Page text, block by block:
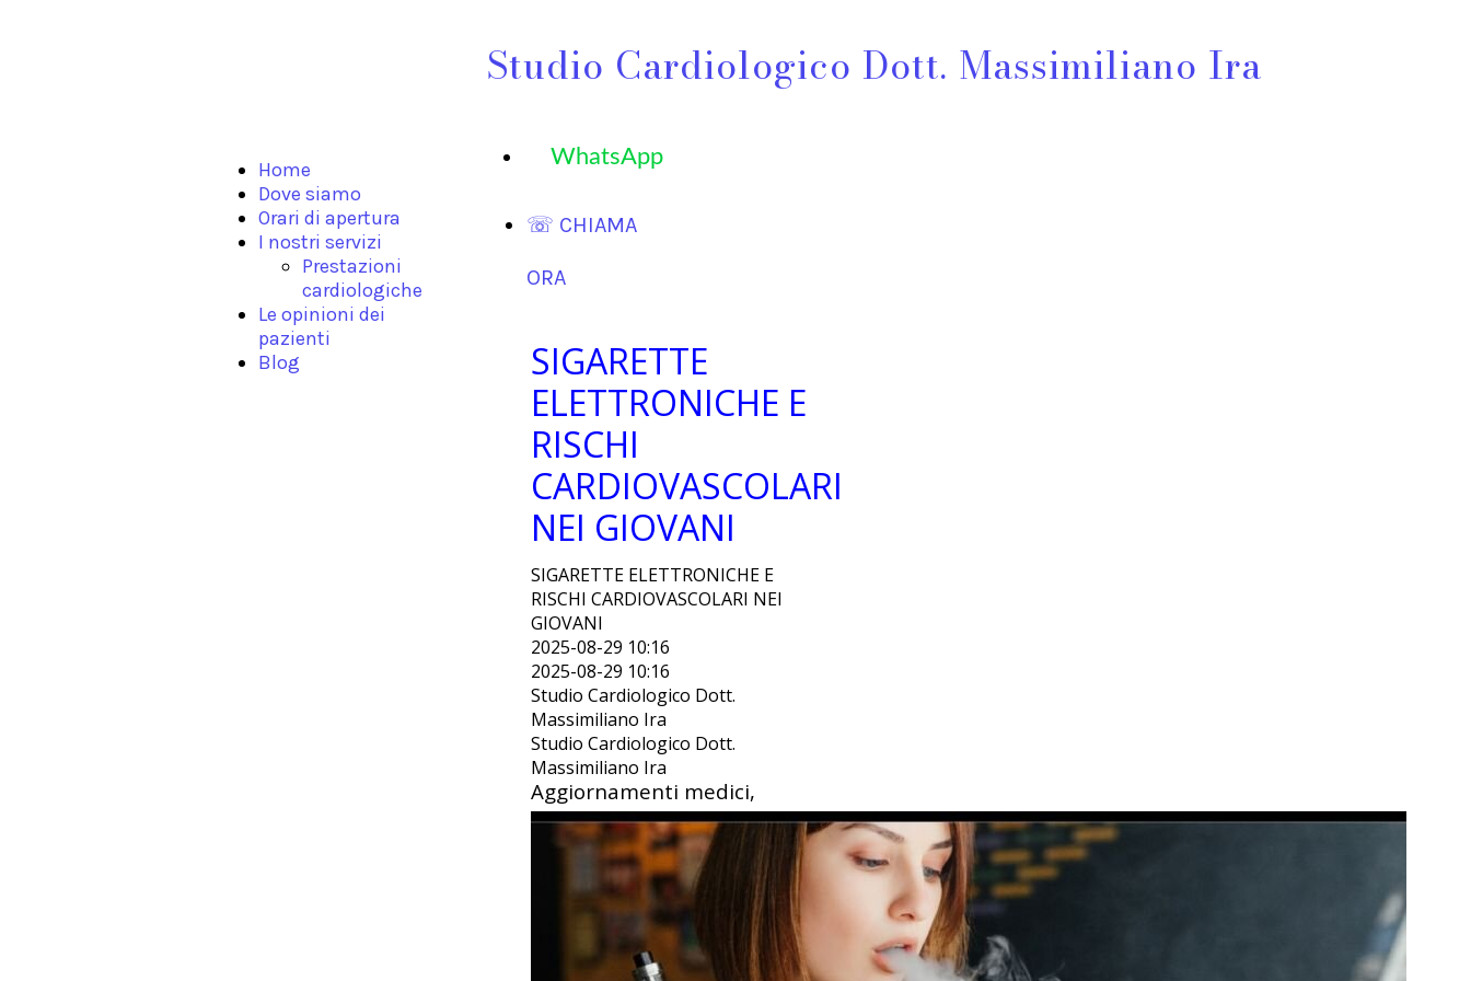
Studio Cardiologico Dott. Massimiliano Ira
WhatsApp
Home
Dove siamo
Orari di apertura
I nostri servizi
Prestazioni
cardiologiche
Le opinioni dei
pazienti
Blog
☏ CHIAMA
ORA
SIGARETTE
ELETTRONICHE E
RISCHI
CARDIOVASCOLARI
NEI GIOVANI
SIGARETTE ELETTRONICHE E
RISCHI CARDIOVASCOLARI NEI
GIOVANI
2025-08-29 10:16
2025-08-29 10:16
Studio Cardiologico Dott.
Massimiliano Ira
Studio Cardiologico Dott.
Massimiliano Ira
Aggiornamenti medici,